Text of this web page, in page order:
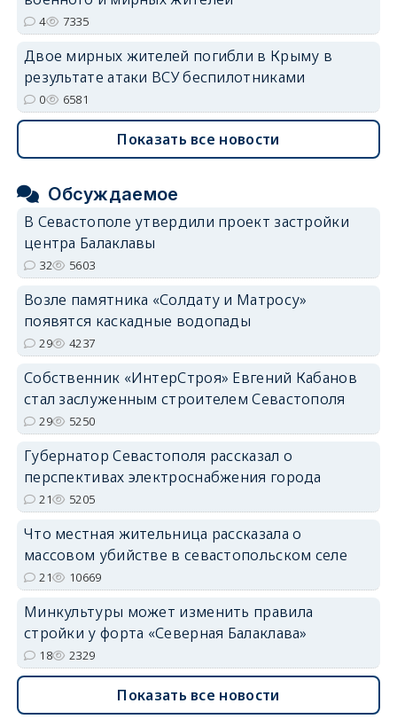
4 7335
Двое мирных жителей погибли в Крыму в
результате атаки ВСУ беспилотниками
0 6581
Показать все новости
Обсуждаемое
В Севастополе утвердили проект застройки
центра Балаклавы
32 5603
Возле памятника «Солдату и Матросу»
появятся каскадные водопады
29 4237
Собственник «ИнтерСтроя» Евгений Кабанов
стал заслуженным строителем Севастополя
29 5250
Губернатор Севастополя рассказал о
перспективах электроснабжения города
21 5205
Что местная жительница рассказала о
массовом убийстве в севастопольском селе
21 10669
Минкультуры может изменить правила
стройки у форта «Северная Балаклава»
18 2329
Показать все новости